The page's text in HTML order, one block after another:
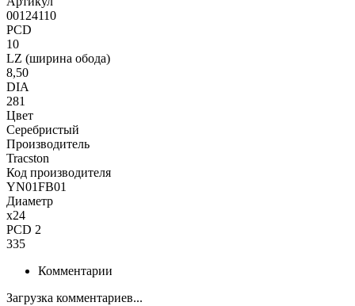
00124110
PCD
10
LZ (ширина обода)
8,50
DIA
281
Цвет
Серебристый
Производитель
Tracston
Код производителя
YN01FB01
Диаметр
x24
PCD 2
335
Комментарии
Загрузка комментариев...